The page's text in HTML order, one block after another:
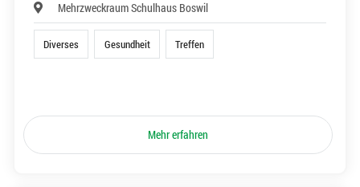
Mehrzweckraum Schulhaus Boswil
Diverses Gesundheit Treffen
Mehr erfahren